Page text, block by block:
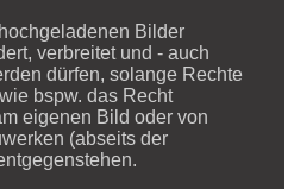
Bilder
verbreitet und - auch
dürfen, solange Rechte
bspw. das Recht
eigenen Bild oder von
(abseits der